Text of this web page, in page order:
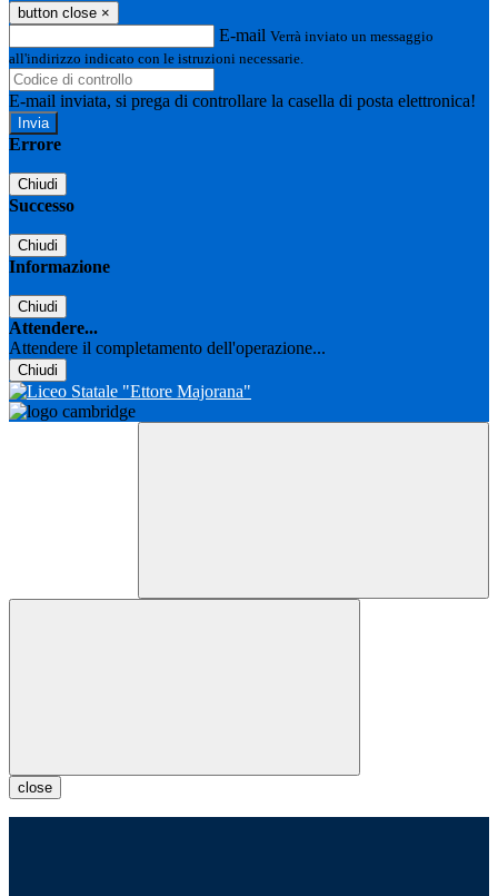
button close ×
E-mail Verrà inviato un messaggio
all'indirizzo indicato con le istruzioni necessarie.
E-mail inviata, si prega di controllare la casella di posta elettronica!
Errore
Chiudi
Successo
Chiudi
Informazione
Chiudi
Attendere...
Attendere il completamento dell'operazione...
Chiudi
close